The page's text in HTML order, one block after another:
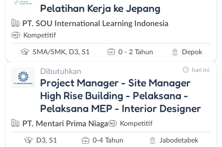
Pelatihan Kerja ke Jepang
PT. SOU International Learning Indonesia
Kompetitif
SMA/SMK, D3, S1 0 - 2 Tahun Depok
Dibutuhkan
Project Manager - Site Manager
High Rise Building - Pelaksana -
Pelaksana MEP - Interior Designer
PT. Mentari Prima Niaga Kompetitif
D3, S1 0-4 Tahun Jabodetabek
hari ini